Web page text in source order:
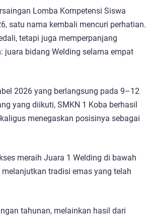
Lomba Kompetensi Siswa
satu nama kembali mencuri perhatian.
tetapi juga memperpanjang
bidang Welding selama empat
2026 yang berlangsung pada 9–12
yang diikuti, SMKN 1 Koba berhasil
menegaskan posisinya sebagai
meraih Juara 1 Welding di bawah
tradisi emas yang telah
tahunan, melainkan hasil dari